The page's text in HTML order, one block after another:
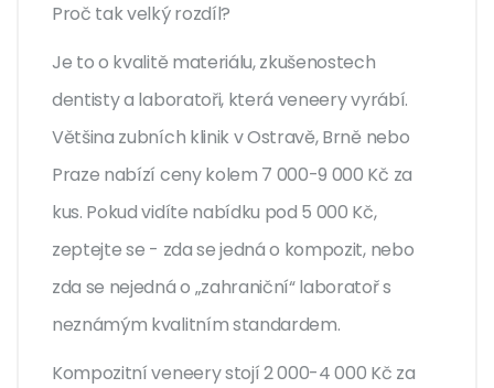
Proč tak velký rozdíl?
Je to o kvalitě materiálu, zkušenostech
dentisty a laboratoři, která veneery vyrábí.
Většina zubních klinik v Ostravě, Brně nebo
Praze nabízí ceny kolem 7 000-9 000 Kč za
kus. Pokud vidíte nabídku pod 5 000 Kč,
zeptejte se - zda se jedná o kompozit, nebo
zda se nejedná o „zahraniční“ laboratoř s
neznámým kvalitním standardem.
Kompozitní veneery stojí 2 000-4 000 Kč za